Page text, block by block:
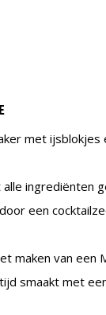
met ijsblokjes
ingrediënten
een
maken van een
smaakt met